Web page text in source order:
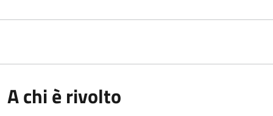
A chi è rivolto